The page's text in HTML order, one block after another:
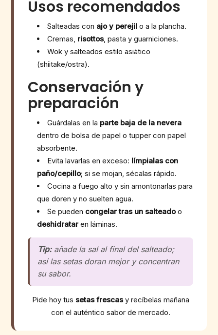
Usos recomendados
Salteadas con ajo y perejil o a la plancha.
Cremas, risottos, pasta y guarniciones.
Wok y salteados estilo asiático
(shiitake/ostra).
Conservación y
preparación
Guárdalas en la parte baja de la nevera
dentro de bolsa de papel o tupper con papel
absorbente.
Evita lavarlas en exceso: límpialas con
paño/cepillo; si se mojan, sécalas rápido.
Cocina a fuego alto y sin amontonarlas para
que doren y no suelten agua.
Se pueden congelar tras un salteadoo
deshidratar en láminas.
Tip:añade la sal al final del salteado;
así las setas doran mejor y concentran
su sabor.
Pide hoy tus setas frescasy recíbelas mañana
con el auténtico sabor de mercado.